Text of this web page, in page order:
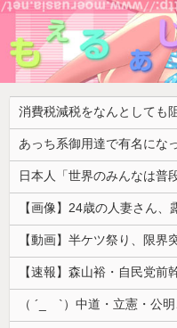
日本人「世界のみんなは普
【動画】半ケツ祭り、限界